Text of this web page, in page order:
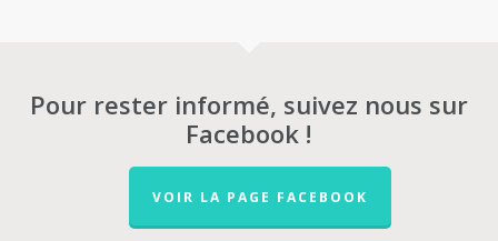
Pour rester informé, suivez nous sur
Facebook !
VOIR LA PAGE FACEBOOK